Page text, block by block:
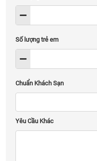
Số lượng trẻ em
Chuẩn Khách Sạn
Yêu Cầu Khác